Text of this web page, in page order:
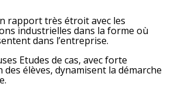
rapport très étroit avec les
industrielles dans la forme où
dans l’entreprise.
Etudes de cas, avec forte
élèves, dynamisent la démarche